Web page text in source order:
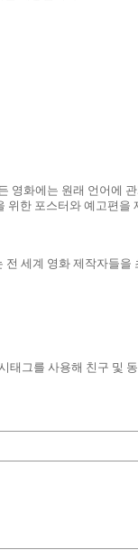
에는 원래 언어에
위한 포스터와 예고편을
세계 영화 제작자들
사용해 친구 및 동